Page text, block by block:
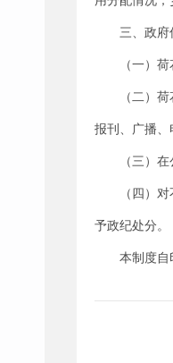
三、政
（一）
（二）
报刊、广播、
（三）
（四）
予政纪处分。
本制度自